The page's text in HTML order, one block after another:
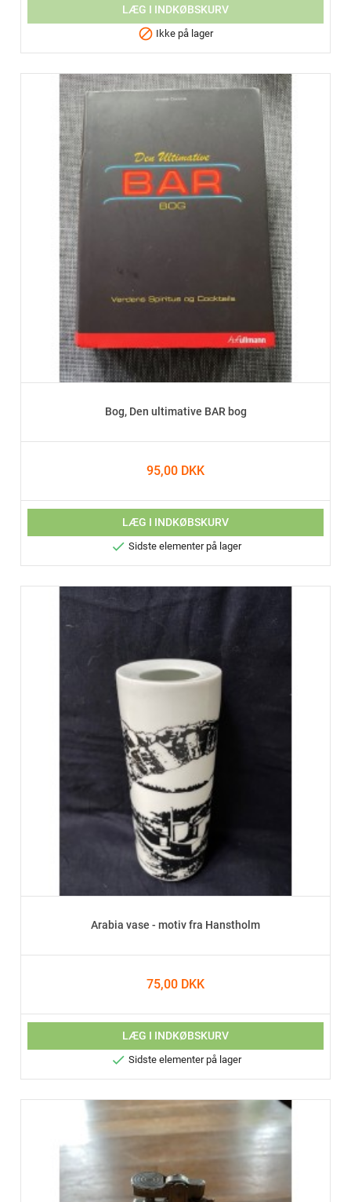
LÆG I INDKØBSKURV
 Ikke på lager
Bog, Den ultimative BAR bog
95,00 DKK
LÆG I INDKØBSKURV
 Sidste elementer på lager
Arabia vase - motiv fra Hanstholm
75,00 DKK
LÆG I INDKØBSKURV
 Sidste elementer på lager